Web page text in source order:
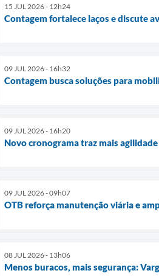
15 JUL 2026 - 12h24
Contagem fortalece laços e discute
09 JUL 2026 - 16h32
Contagem busca soluções para
09 JUL 2026 - 16h20
Novo cronograma traz mais
09 JUL 2026 - 09h07
OTB reforça manutenção viária e
08 JUL 2026 - 13h06
Menos buracos, mais segurança: